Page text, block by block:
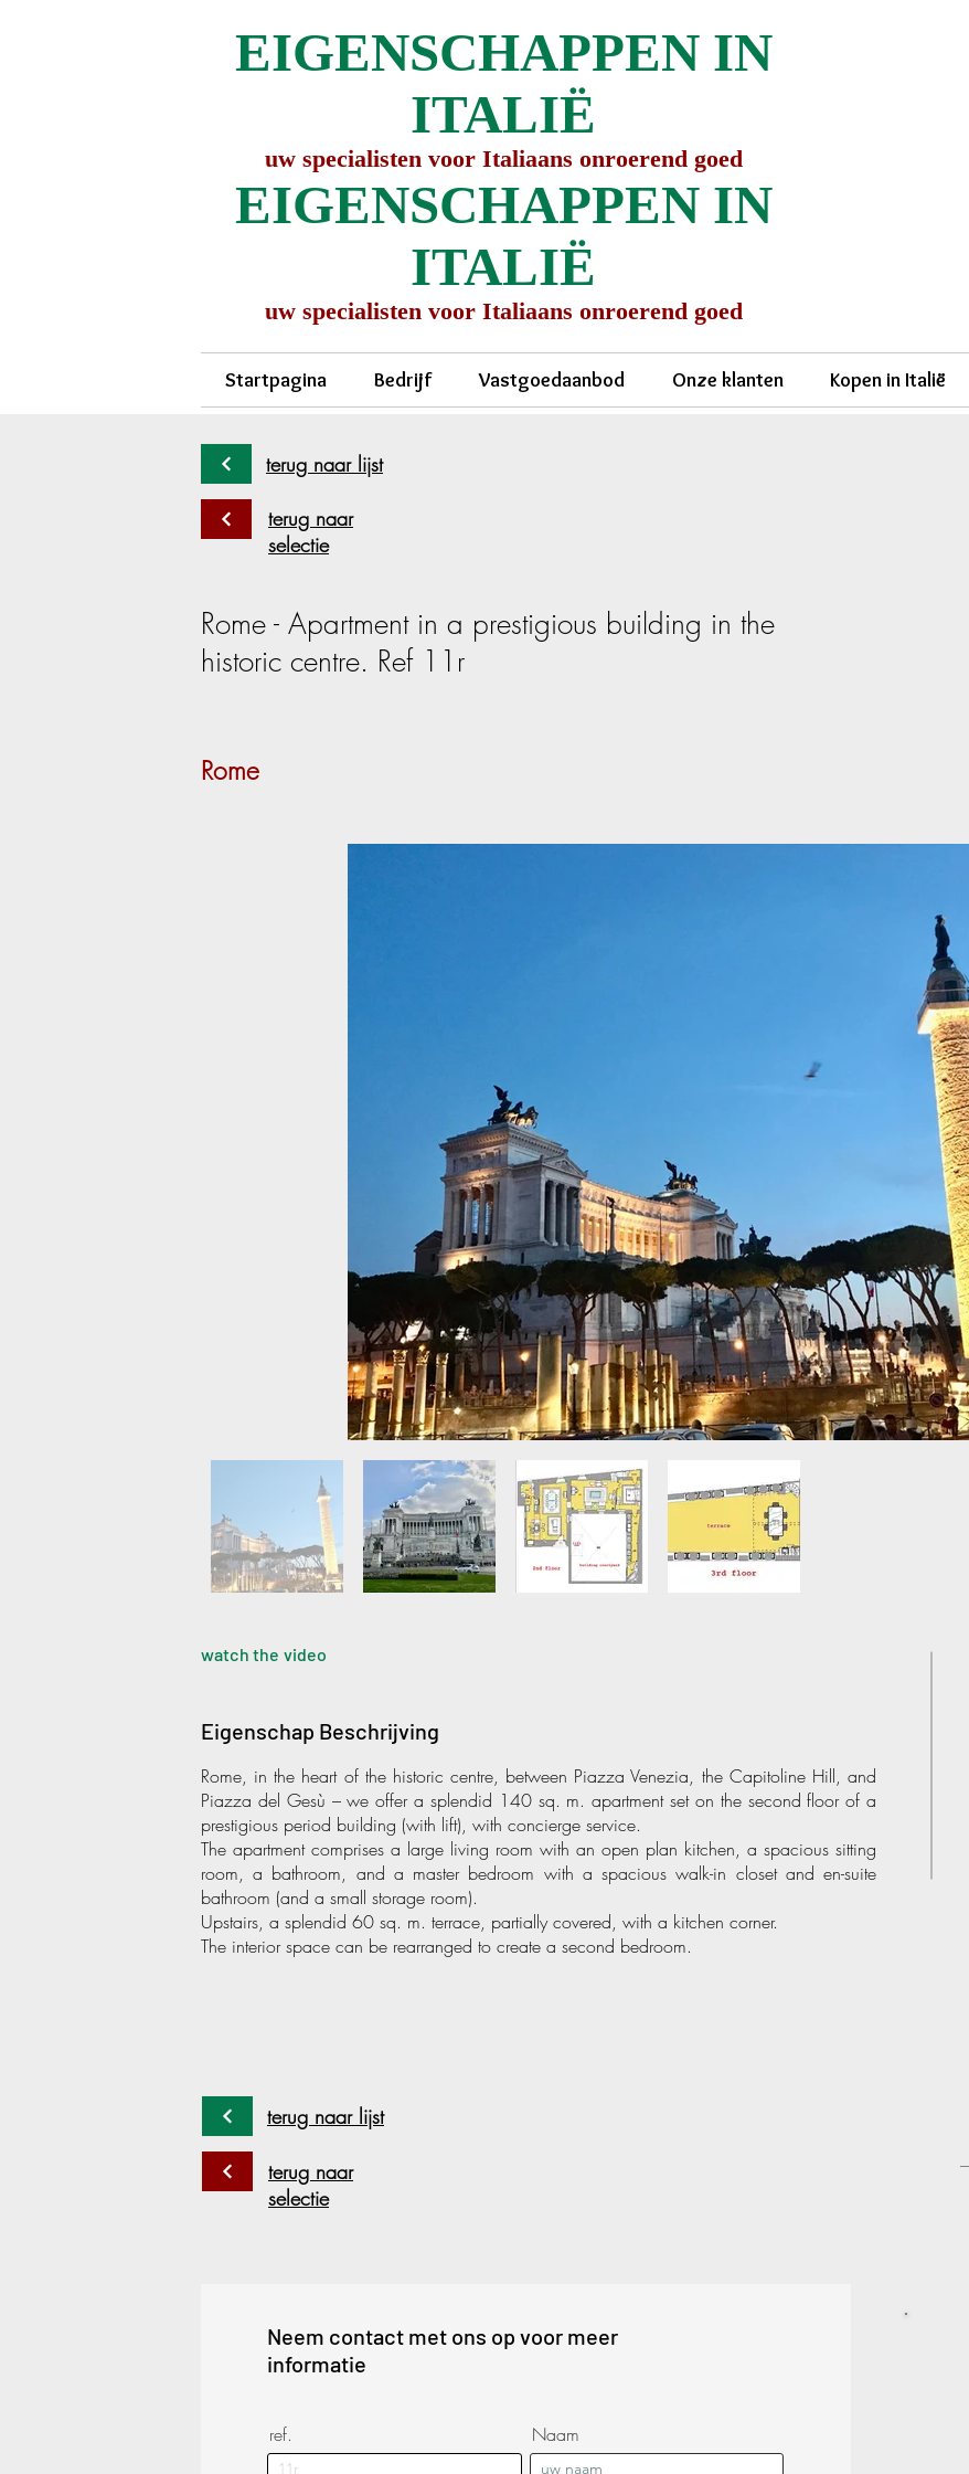
EIGENSCHAPPEN IN
ITALIË
uw specialisten voor Italiaans onroerend goed
EIGENSCHAPPEN IN
ITALIË
uw specialisten voor Italiaans onroerend goed
Startpagina Bedrijf Vastgoedaanbod Onze klanten Kopen in Italië
terug naar lijst
Rome - Apartment in a prestigious building in the
historic centre. Ref 11r
Rome
watch the video
Eigenschap Beschrijving
Rome, in the heart of the historic centre, between Piazza Venezia, the Capitoline Hill, and
Piazza del Gesù – we offer a splendid 140 sq. m. apartment set on the second floor of a
prestigious period building (with lift), with concierge service.
The apartment comprises a large living room with an open plan kitchen, a spacious sitting
room, a bathroom, and a master bedroom with a spacious walk-in closet and en-suite
bathroom (and a small storage room).
Upstairs, a splendid 60 sq. m. terrace, partially covered, with a kitchen corner.
The interior space can be rearranged to create a second bedroom.
terug naar lijst
terug naar
selectie
Neem contact met ons op voor meer
informatie
ref. Naam
terug naar
selectie